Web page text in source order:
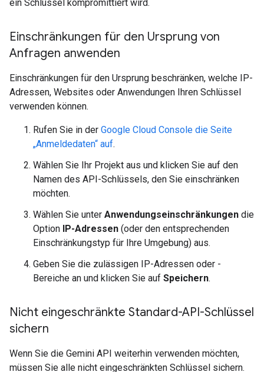
ein Schlüssel kompromittiert wird.
Einschränkungen für den Ursprung von
Anfragen anwenden
Einschränkungen für den Ursprung beschränken, welche IP-
Adressen, Websites oder Anwendungen Ihren Schlüssel
verwenden können.
Rufen Sie in der Google Cloud Console die Seite
„Anmeldedaten“ auf.
Wählen Sie Ihr Projekt aus und klicken Sie auf den
Namen des API-Schlüssels, den Sie einschränken
möchten.
Wählen Sie unter Anwendungseinschränkungen die
Option IP-Adressen (oder den entsprechenden
Einschränkungstyp für Ihre Umgebung) aus.
Geben Sie die zulässigen IP-Adressen oder -
Bereiche an und klicken Sie auf Speichern.
Nicht eingeschränkte Standard-API-Schlüssel
sichern
Wenn Sie die Gemini API weiterhin verwenden möchten,
müssen Sie alle nicht eingeschränkten Schlüssel sichern.